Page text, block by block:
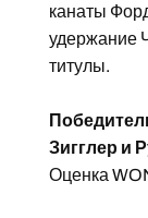
канаты
удержание
титулы.
Зигглер и
Оценка